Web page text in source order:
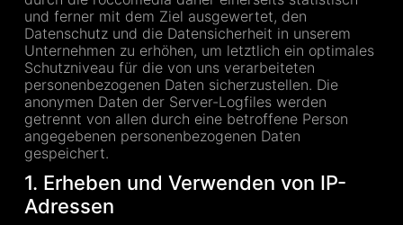
und ferner mit dem Ziel ausgewertet, den
Datenschutz und die Datensicherheit in unserem
Unternehmen zu erhöhen, um letztlich ein optimales
Schutzniveau für die von uns verarbeiteten
personenbezogenen Daten sicherzustellen. Die
anonymen Daten der Server-Logfiles werden
getrennt von allen durch eine betroffene Person
angegebenen personenbezogenen Daten
gespeichert.
1. Erheben und Verwenden von IP-
Adressen